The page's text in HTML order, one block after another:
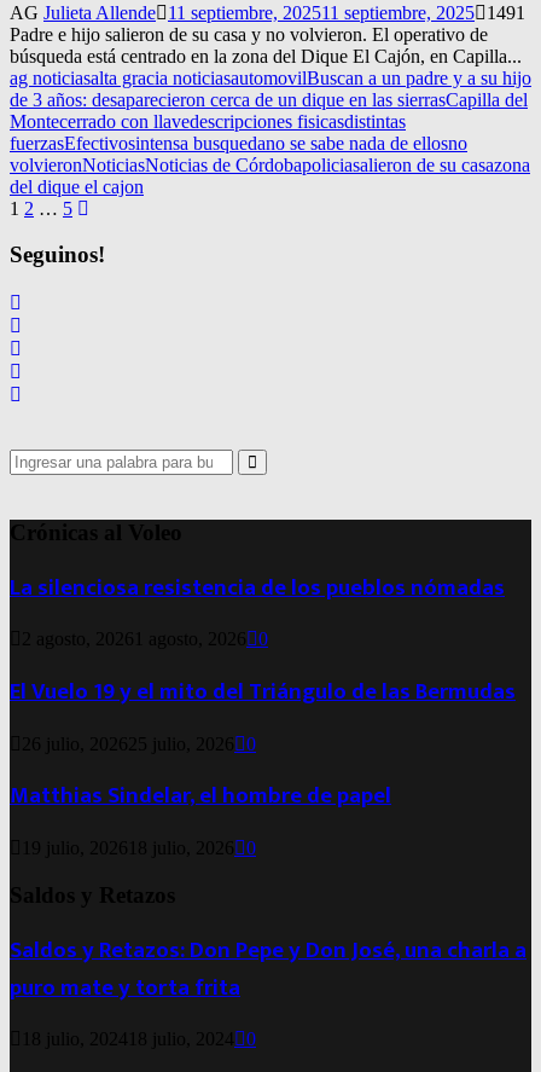
AG Julieta Allende 11 septiembre, 202511 septiembre, 2025
1491
Padre e hijo salieron de su casa y no volvieron. El operativo de
búsqueda está centrado en la zona del Dique El Cajón, en Capilla...
ag noticiasalta gracia noticiasautomovilBuscan a un padre y a su hijo
de 3 años: desaparecieron cerca de un dique en las sierrasCapilla del
Montecerrado con llavedescripciones fisicasdistintas
fuerzasEfectivosintensa busquedano se sabe nada de ellosno
volvieronNoticiasNoticias de Córdobapoliciasalieron de su casazona
del dique el cajon
Navegación
de
entradas
1 2 … 5
Seguinos!
Search
for:
Search
Crónicas al Voleo
La silenciosa resistencia de los pueblos nómadas
2 agosto, 2026 1 agosto, 2026 0
El Vuelo 19 y el mito del Triángulo de las Bermudas
26 julio, 2026 25 julio, 2026 0
Matthias Sindelar, el hombre de papel
19 julio, 2026 18 julio, 2026 0
Saldos y Retazos
Saldos y Retazos: Don Pepe y Don José, una charla a
puro mate y torta frita
18 julio, 2024 18 julio, 2024 0